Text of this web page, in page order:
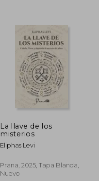
5%
dcto.
La llave de los
misterios
Eliphas Levi
Prana, 2025, Tapa Blanda,
Nuevo